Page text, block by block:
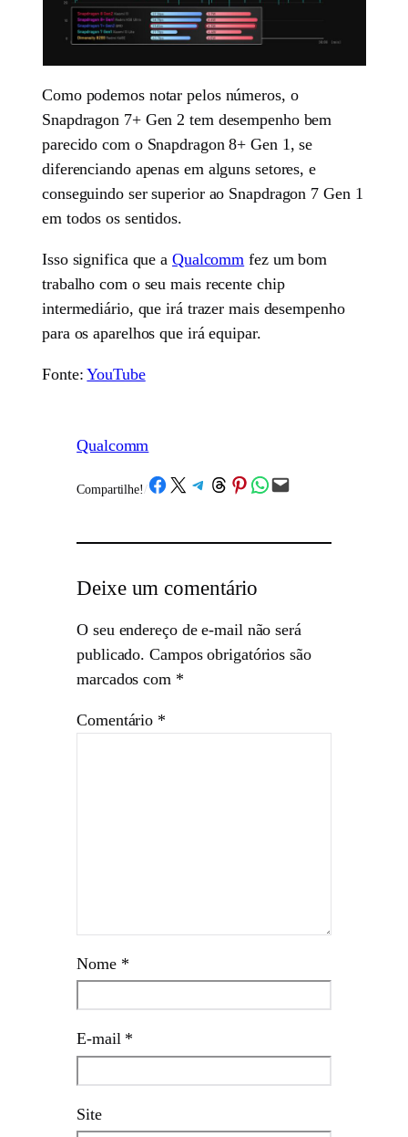
Como podemos notar pelos números, o
Snapdragon 7+ Gen 2 tem desempenho bem
parecido com o Snapdragon 8+ Gen 1, se
diferenciando apenas em alguns setores, e
conseguindo ser superior ao Snapdragon 7 Gen 1
em todos os sentidos.
Isso significa que a Qualcomm fez um bom
trabalho com o seu mais recente chip
intermediário, que irá trazer mais desempenho
para os aparelhos que irá equipar.
Fonte:YouTube
Qualcomm
Compartilhe! /Share on Facebook
Share on X Share on Telegram
Share on Threads
Share on Pinterest
Share on WhatsApp
Email this Page
Deixe um comentário
O seu endereço de e-mail não será
publicado. Campos obrigatórios são
marcados com *
Comentário *
Nome *
E-mail *
Site